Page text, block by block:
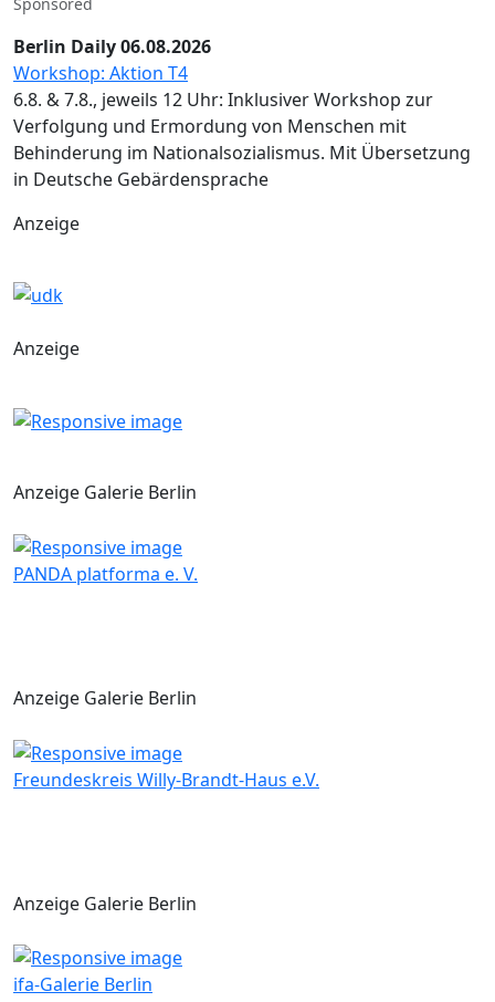
Berlin Daily 06.08.2026
Workshop: Aktion T4
6.8. & 7.8., jeweils 12 Uhr: Inklusiver Workshop zur
Verfolgung und Ermordung von Menschen mit
Behinderung im Nationalsozialismus. Mit Übersetzung
in Deutsche Gebärdensprache
Anzeige
Anzeige
Anzeige Galerie Berlin
PANDA platforma e. V.
Anzeige Galerie Berlin
Freundeskreis Willy-Brandt-Haus e.V.
Anzeige Galerie Berlin
ifa-Galerie Berlin